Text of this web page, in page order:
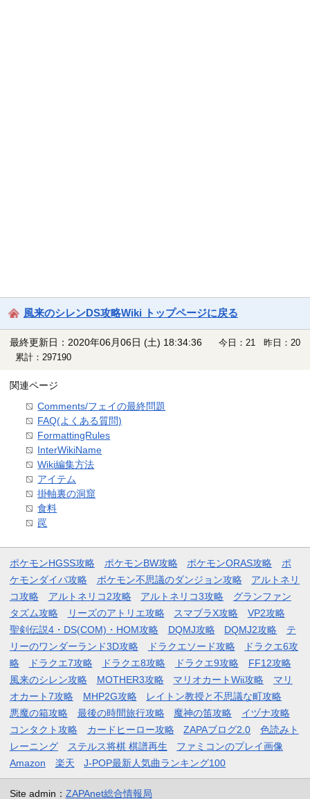
風来のシレンDS攻略Wiki トップページに戻る
最終更新日：2020年06月06日 (土) 18:34:36
今日：21 昨日：20
累計：297190
関連ページ
Comments/フェイの最終問題
FAQ(よくある質問)
FormattingRules
InterWikiName
Wiki編集方法
アイテム
掛軸裏の洞窟
食料
罠
ポケモンHGSS攻略 ポケモンBW攻略 ポケモンORAS攻略
ポ
ケモンダイパ攻略
ポケモン不思議のダンジョン攻略
アルトネリ
コ攻略
アルトネリコ2攻略 アルトネリコ3攻略
グランファン
タズム攻略
リーズのアトリエ攻略 スマブラX攻略
VP2攻略
聖剣伝説4・DS(COM)・HOM攻略
DQMJ攻略 DQMJ2攻略
テ
リーのワンダーランド3D攻略
ドラクエソード攻略
ドラクエ6攻
略
ドラクエ7攻略 ドラクエ8攻略 ドラクエ9攻略
FF12攻略
風来のシレン攻略
MOTHER3攻略 マリオカートWii攻略
マリ
オカート7攻略
MHP2G攻略
レイトン教授と不思議な町攻略
悪魔の箱攻略
最後の時間旅行攻略 魔神の笛攻略
イヅナ攻略
コンタクト攻略
カードヒーロー攻略 ZAPAブログ2.0
色読みト
レーニング
ステルス将棋 棋譜再生
ファミコンのプレイ画像
Amazon
楽天 J-POP最新人気曲ランキング100
Site admin： ZAPAnet総合情報局